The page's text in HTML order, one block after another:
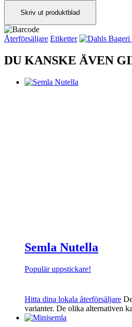
Skriv ut produktblad
Återförsäljare Etiketter
DU KANSKE ÄVEN
Semla Nutella
Populär uppstickare!
Hitta dina lokala återförsäljare
varianter. De olika alternativen